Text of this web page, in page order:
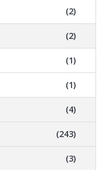
(2)
(2)
(1)
(1)
(4)
(243)
(3)